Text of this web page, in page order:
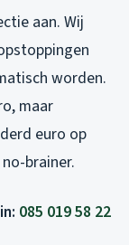
aan. Wij
worden.
maar
euro op
brainer.
085 019 58 22